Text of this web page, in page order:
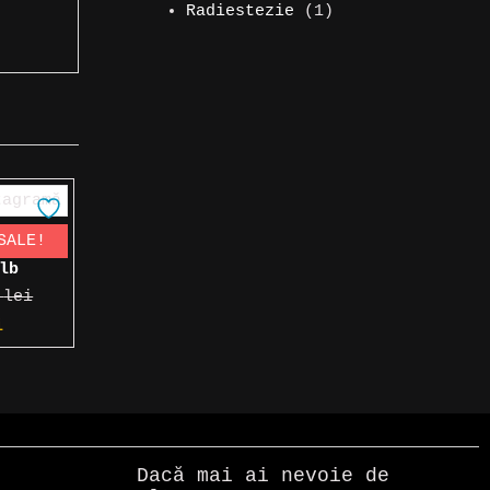
lei
produs
Radiestezie 11
Dacă mai ai nevoie de